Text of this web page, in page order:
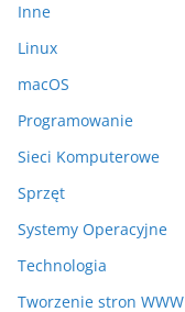
Inne
Linux
macOS
Programowanie
Sieci Komputerowe
Sprzęt
Systemy Operacyjne
Technologia
Tworzenie stron WWW